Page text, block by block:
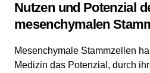
Nutzen und Potenzial
mesenchymalen
Mesenchymale Stammzellen
Medizin das Potenzial, durch